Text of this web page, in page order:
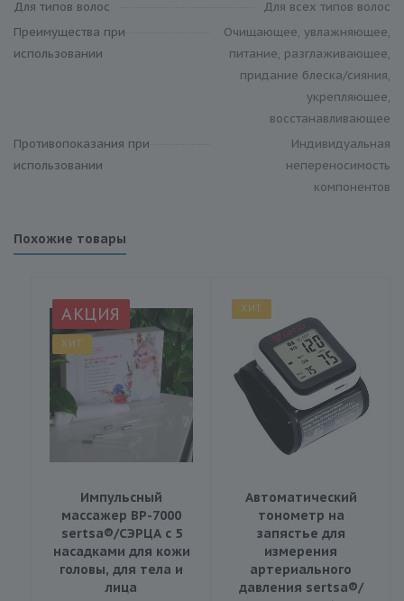
Для типов волос
Для всех типов волос
Преимущества при
использовании
Очищающее, увлажняющее,
питание, разглаживающее,
придание блеска/сияния,
укрепляющее,
восстанавливающее
Противопоказания при
использовании
Индивидуальная
непереносимость
компонентов
Похожие товары
АКЦИЯ
ХИТ
Импульсный
массажер BP-7000
sertsa®/СЭРЦА с 5
насадками для кожи
головы, для тела и
лица
ХИТ
Автоматический
тонометр на
запястье для
измерения
артериального
давления sertsa®/